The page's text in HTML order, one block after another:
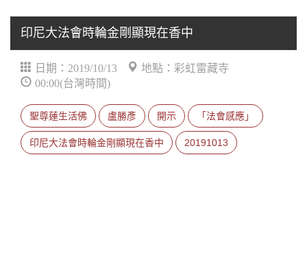
印尼大法會時輪金剛顯現在香中
日期：2019/10/13
地點：彩虹雷藏寺
00:00(台灣時間)
聖尊蓮生活佛 盧勝彥 開示 「法會感應」
印尼大法會時輪金剛顯現在香中 20191013